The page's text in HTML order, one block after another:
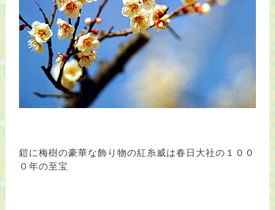
鎧に梅樹の豪華な飾り物の紅糸威は春日大社の１００
０年の至宝